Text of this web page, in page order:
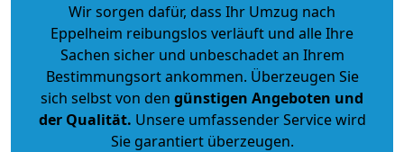
Wir sorgen dafür, dass Ihr Umzug nach
Eppelheim reibungslos verläuft und alle Ihre
Sachen sicher und unbeschadet an Ihrem
Bestimmungsort ankommen. Überzeugen Sie
sich selbst von den günstigen Angeboten und
der Qualität. Unsere umfassender Service wird
Sie garantiert überzeugen.